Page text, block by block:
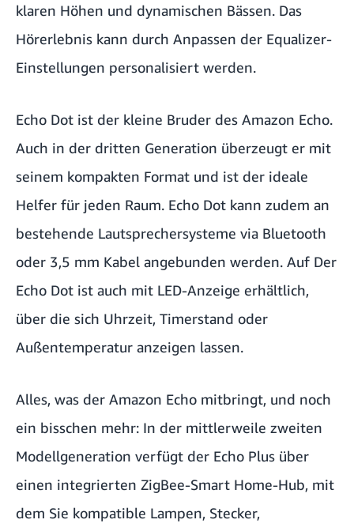
klaren Höhen und dynamischen Bässen. Das
Hörerlebnis kann durch Anpassen der Equalizer-
Einstellungen personalisiert werden.
Echo Dot ist der kleine Bruder des Amazon Echo.
Auch in der dritten Generation überzeugt er mit
seinem kompakten Format und ist der ideale
Helfer für jeden Raum. Echo Dot kann zudem an
bestehende Lautsprechersysteme via Bluetooth
oder 3,5 mm Kabel angebunden werden. Auf Der
Echo Dot ist auch mit LED-Anzeige erhältlich,
über die sich Uhrzeit, Timerstand oder
Außentemperatur anzeigen lassen.
Alles, was der Amazon Echo mitbringt, und noch
ein bisschen mehr: In der mittlerweile zweiten
Modellgeneration verfügt der Echo Plus über
einen integrierten ZigBee-Smart Home-Hub, mit
dem Sie kompatible Lampen, Stecker,